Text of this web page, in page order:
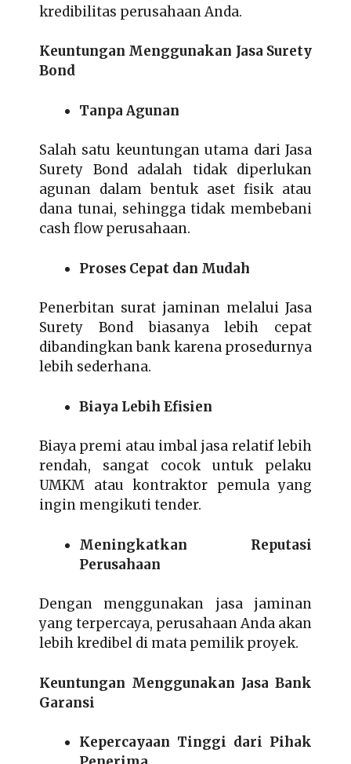
kredibilitas perusahaan Anda.
Keuntungan Menggunakan Jasa Surety
Bond
Tanpa Agunan
Salah satu keuntungan utama dari Jasa
Surety Bond adalah tidak diperlukan
agunan dalam bentuk aset fisik atau
dana tunai, sehingga tidak membebani
cash flow perusahaan.
Proses Cepat dan Mudah
Penerbitan surat jaminan melalui Jasa
Surety Bond biasanya lebih cepat
dibandingkan bank karena prosedurnya
lebih sederhana.
Biaya Lebih Efisien
Biaya premi atau imbal jasa relatif lebih
rendah, sangat cocok untuk pelaku
UMKM atau kontraktor pemula yang
ingin mengikuti tender.
Meningkatkan Reputasi
Perusahaan
Dengan menggunakan jasa jaminan
yang terpercaya, perusahaan Anda akan
lebih kredibel di mata pemilik proyek.
Keuntungan Menggunakan Jasa Bank
Garansi
Kepercayaan Tinggi dari Pihak